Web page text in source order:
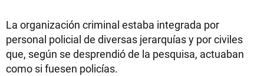
La organización criminal estaba integrada por
personal policial de diversas jerarquías y por civiles
que, según se desprendió de la pesquisa, actuaban
como si fuesen policías.